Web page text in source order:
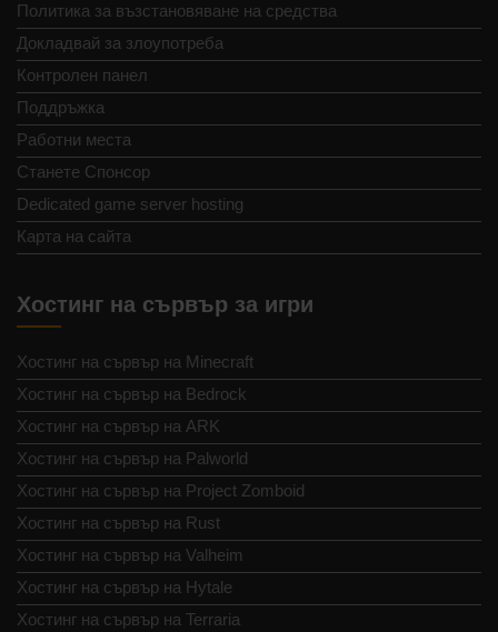
Политика за възстановяване на средства
Докладвай за злоупотреба
Контролен панел
Поддръжка
Работни места
Станете Спонсор
Dedicated game server hosting
Карта на сайта
Хостинг на сървър за игри
Хостинг на сървър на Minecraft
Хостинг на сървър на Bedrock
Хостинг на сървър на ARK
Хостинг на сървър на Palworld
Хостинг на сървър на Project Zomboid
Хостинг на сървър на Rust
Хостинг на сървър на Valheim
Хостинг на сървър на Hytale
Хостинг на сървър на Terraria